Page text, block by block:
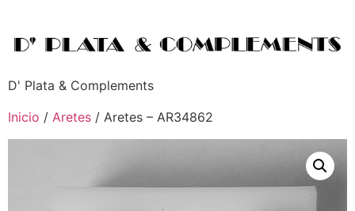
D' Plata & Complements
Inicio / Aretes / Aretes – AR34862